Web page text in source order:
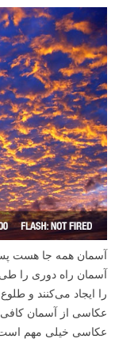
آسمان همه جا هست پس
آسمان راه دوری را
را ایجاد می‌کنند و
عکاسی از آسمان کافی
عکاسی خیلی مهم است.